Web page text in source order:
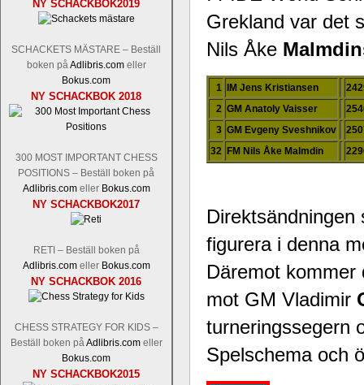
NY SCHACKBOK2019
SCHACKETS MÄSTARE – Beställ
boken påAdlibris.comeller
Bokus.com
NY SCHACKBOK 2018
300 MOST IMPORTANT CHESS
POSITIONS – Beställ boken på
Adlibris.comeller Bokus.com
NY SCHACKBOK2017
RETI – Beställ boken på
Adlibris.comeller Bokus.com
NY SCHACKBOK 2016
CHESS STRATEGY FOR KIDS –
Beställ boken påAdlibris.comeller
Bokus.com
NY SCHACKBOK2015
Idag börjar
ronden:GM Jonny Hector- GM
Hillarp Persson, GM Pia Cramling-
och öppen så vem helst kan ta
längesedan vi hade ett sådant
kämpar om Sverigemästartiteln.
Tom Rydström-GM Thomas Ernst.
Grekland var det
Nils Åke
1 IM Jens Kristiansen
2 GM Anatoly Vaisser
3 GM Evgeny Sveshnikov
32 FM Nils Åke Malmdin
figurera i denna
Däremot
mot GM Vladimir
turneringssegern
Spelschema och